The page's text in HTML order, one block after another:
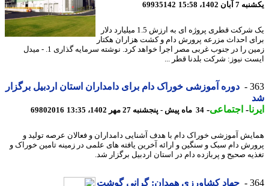
1402، 15:58
69935142
یک شرکت قطری پروژه ای به ارزش 1.5 میلیارد دلار
احداث مزرعه پرورش دام و کشت هزاران هکتار
زمین را در جنوب غربی مصر اجرا خواهد کرد. نوشته سرمایه گذاری 1. - میدل
نیوز: شرکت بلدنا قطر ...
دوره آموزشی خوراک دام برای دامداران استان اردبیل برگزار
-اجتماعی-34 ماه پیش - پنجشنبه 27 مهر 1402، 13:35 69802016
آموزشی خوراک دام با هدف آشنایی دامداران و فعالان عرصه تولید و
دام سبک و سنگین و ارائه آخرین یافته های علمی در زمینه تامین خوراک و
صحیح و پربازده دام در استان اردبیل برگزار شد.
جهاد کشاورزی همدان: گرانی گوشت